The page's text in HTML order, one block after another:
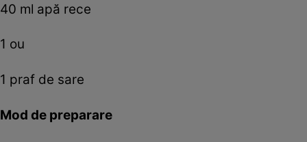
40 ml apă rece
1 ou
1 praf de sare
Mod de preparare